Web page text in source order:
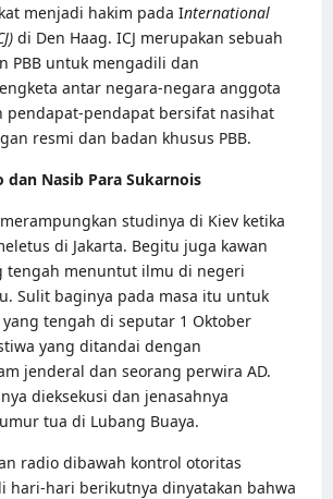
menjadi hakim pada International
di Den Haag. ICJ merupakan sebuah
PBB untuk mengadili dan
antar negara-negara anggota
pendapat-pendapat bersifat nasihat
resmi dan badan khusus PBB.
dan Nasib Para Sukarnois
studinya di Kiev ketika
di Jakarta. Begitu juga kawan
tengah menuntut ilmu di negeri
Sulit baginya pada masa itu untuk
tengah di seputar 1 Oktober
yang ditandai dengan
jenderal dan seorang perwira AD.
dieksekusi dan jenasahnya
tua di Lubang Buaya.
radio dibawah kontrol otoritas
hari-hari berikutnya dinyatakan bahwa